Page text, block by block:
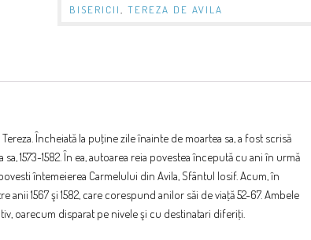
BISERICII
TEREZA DE AVILA
Încheiată la puţine zile înainte de moartea sa, a fost scrisă
1573-1582. În ea, autoarea reia povestea începută cu ani în urmă
întemeierea Carmelului din Avila, Sfântul Iosif. Acum, în
1567 şi 1582, care corespund anilor săi de viaţă 52-67. Ambele
oarecum disparat pe nivele şi cu destinatari diferiţi.